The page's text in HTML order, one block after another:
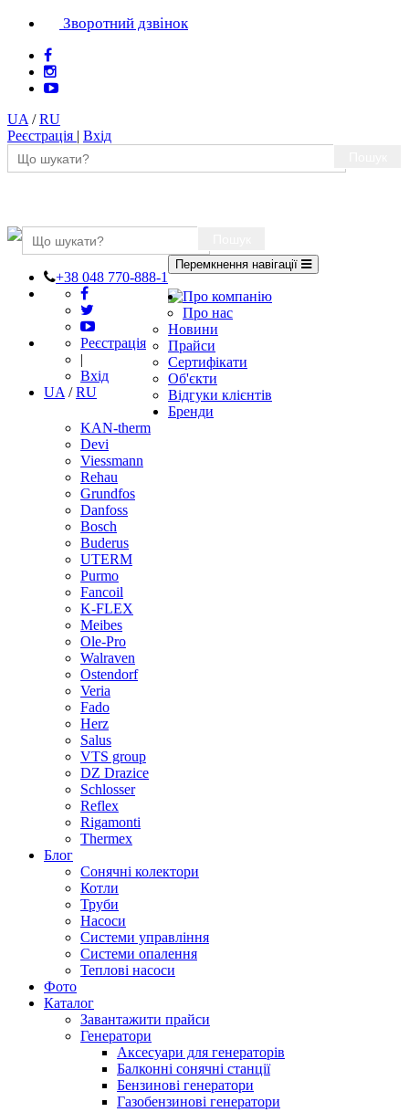
Зворотний дзвінок
UA /RU
Реєстрація | Вхід
+38 048 770-888-1
Реєстрація
|
Вхід
UA /RU
Перемкнення навігації
Про компанію
Про нас
Новини
Прайси
Сертифікати
Об'єкти
Відгуки клієнтів
Бренди
KAN-therm
Devi
Viessmann
Rehau
Grundfos
Danfoss
Bosch
Buderus
UTERM
Purmo
Fancoil
K-FLEX
Meibes
Ole-Pro
Walraven
Ostendorf
Veria
Fado
Herz
Salus
VTS group
DZ Drazice
Schlosser
Reflex
Rigamonti
Thermex
Блог
Сонячні колектори
Котли
Труби
Насоси
Системи управління
Системи опалення
Теплові насоси
Фото
Каталог
Завантажити прайси
Генератори
Аксесуари для генераторів
Балконні сонячні станції
Бензинові генератори
Газобензинові генератори